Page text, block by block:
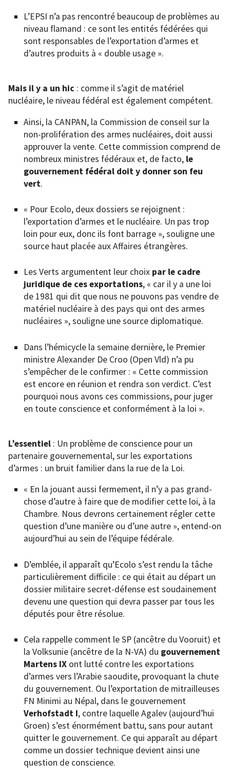
L’EPSI n’a pas rencontré beaucoup de problèmes au
niveau flamand : ce sont les entités fédérées qui
sont responsables de l’exportation d’armes et
d’autres produits à « double usage ».
Mais il y a un hic : comme il s’agit de matériel
nucléaire, le niveau fédéral est également compétent.
Ainsi, la CANPAN, la Commission de conseil sur la
non-prolifération des armes nucléaires, doit aussi
approuver la vente. Cette commission comprend de
nombreux ministres fédéraux et, de facto, le
gouvernement fédéral doit y donner son feu
vert.
« Pour Ecolo, deux dossiers se rejoignent :
l’exportation d’armes et le nucléaire. Un pas trop
loin pour eux, donc ils font barrage », souligne une
source haut placée aux Affaires étrangères.
Les Verts argumentent leur choix par le cadre
juridique de ces exportations, « car il y a une loi
de 1981 qui dit que nous ne pouvons pas vendre de
matériel nucléaire à des pays qui ont des armes
nucléaires », souligne une source diplomatique.
Dans l’hémicycle la semaine dernière, le Premier
ministre Alexander De Croo (Open Vld) n’a pu
s’empêcher de le confirmer : « Cette commission
est encore en réunion et rendra son verdict. C’est
pourquoi nous avons ces commissions, pour juger
en toute conscience et conformément à la loi ».
L’essentiel : Un problème de conscience pour un
partenaire gouvernemental, sur les exportations
d’armes : un bruit familier dans la rue de la Loi.
« En la jouant aussi fermement, il n’y a pas grand-
chose d’autre à faire que de modifier cette loi, à la
Chambre. Nous devrons certainement régler cette
question d’une manière ou d’une autre », entend-on
aujourd’hui au sein de l’équipe fédérale.
D’emblée, il apparaît qu’Ecolo s’est rendu la tâche
particulièrement difficile : ce qui était au départ un
dossier militaire secret-défense est soudainement
devenu une question qui devra passer par tous les
députés pour être résolue.
Cela rappelle comment le SP (ancêtre du Vooruit) et
la Volksunie (ancêtre de la N-VA) du gouvernement
Martens IX ont lutté contre les exportations
d’armes vers l’Arabie saoudite, provoquant la chute
du gouvernement. Ou l’exportation de mitrailleuses
FN Minimi au Népal, dans le gouvernement
Verhofstadt I, contre laquelle Agalev (aujourd’hui
Groen) s’est énormément battu, sans pour autant
quitter le gouvernement. Ce qui apparaît au départ
comme un dossier technique devient ainsi une
question de conscience.